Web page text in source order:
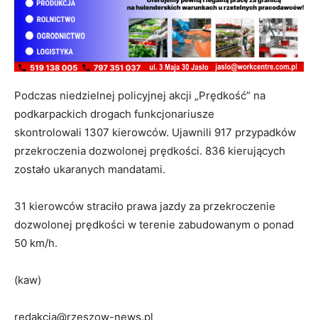
Podczas niedzielnej policyjnej akcji „Prędkość” na
podkarpackich drogach funkcjonariusze
skontrolowali 1307 kierowców. Ujawnili 917 przypadków
przekroczenia dozwolonej prędkości. 836 kierujących
zostało ukaranych mandatami.
31 kierowców straciło prawa jazdy za przekroczenie
dozwolonej prędkości w terenie zabudowanym o ponad
50 km/h.
(kaw)
redakcja@rzeszow-news.pl